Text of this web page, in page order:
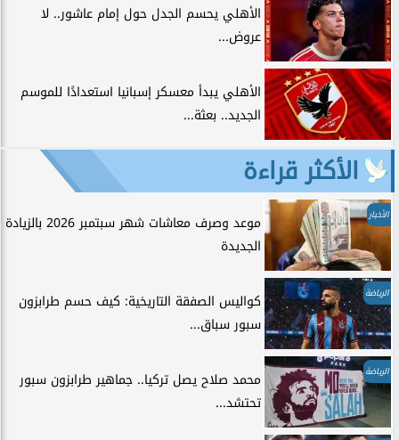
الأهلي يحسم الجدل حول إمام عاشور.. لا
عروض...
الأهلي يبدأ معسكر إسبانيا استعدادًا للموسم
الجديد.. بعثة...
الأكثر قراءة
الأخبار
موعد وصرف معاشات شهر سبتمبر 2026 بالزيادة
الجديدة
الرياضة
كواليس الصفقة التاريخية: كيف حسم طرابزون
سبور سباق...
الرياضة
محمد صلاح يصل تركيا.. جماهير طرابزون سبور
تحتشد...